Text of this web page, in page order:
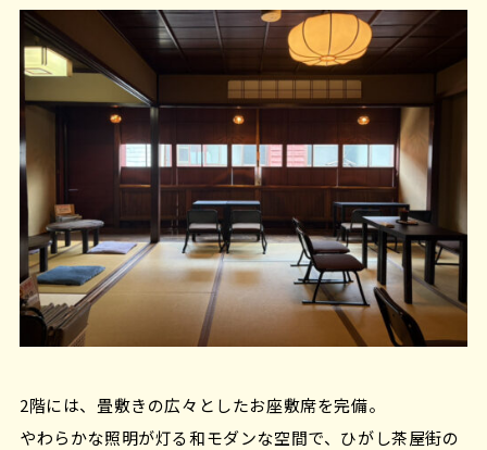
2階には、畳敷きの広々としたお座敷席を完備。
やわらかな照明が灯る和モダンな空間で、ひがし茶屋街の